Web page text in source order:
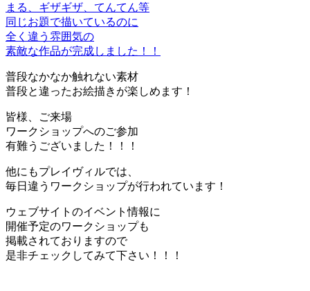
まる、ギザギザ、てんてん等
同じお題で描いているのに
全く違う雰囲気の
素敵な作品が完成しました！！
普段なかなか触れない素材
普段と違ったお絵描きが楽しめます！
皆様、ご来場
ワークショップへのご参加
有難うございました！！！
他にもプレイヴィルでは、
毎日違うワークショップが行われています！
ウェブサイトのイベント情報に
開催予定のワークショップも
掲載されておりますので
是非チェックしてみて下さい！！！